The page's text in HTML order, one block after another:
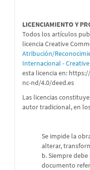
LICENCIAMIENTO Y
Todos los artículos
licencia Creative
Atribución/
Internacional -
esta licencia en:
nc-nd/4.0/deed.es
Las licencias
autor tradicional, en
Se impide la
alterar,
b. Siempre
documento